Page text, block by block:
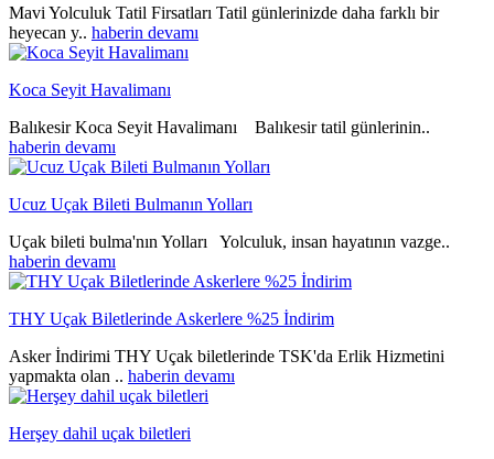
Mavi Yolculuk Tatil Firsatları Tatil günlerinizde daha farklı bir
heyecan y.. haberin devamı
Koca Seyit Havalimanı
Balıkesir Koca Seyit Havalimanı Balıkesir tatil günlerinin..
haberin devamı
Ucuz Uçak Bileti Bulmanın Yolları
Uçak bileti bulma'nın Yolları Yolculuk, insan hayatının vazge..
haberin devamı
THY Uçak Biletlerinde Askerlere %25 İndirim
Asker İndirimi THY Uçak biletlerinde TSK'da Erlik Hizmetini
yapmakta olan .. haberin devamı
Herşey dahil uçak biletleri